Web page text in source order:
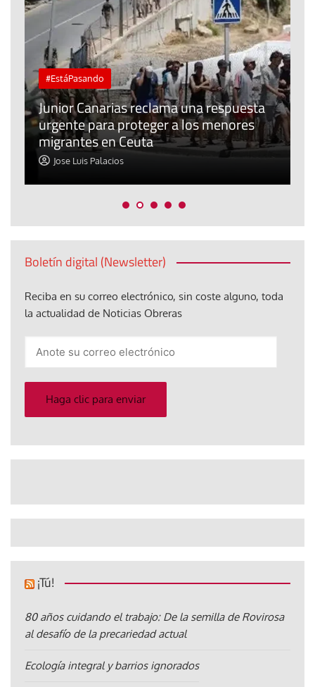
#EstáPasando
Junior Canarias reclama una respuesta
urgente para proteger a los menores
migrantes en Ceuta
Jose Luis Palacios
Boletín digital (Newsletter)
Reciba en su correo electrónico, sin coste alguno, toda
la actualidad de Noticias Obreras
electrónico
Haga clic para enviar
¡Tú!
80 años cuidando el trabajo: De la semilla de Rovirosa
al desafío de la precariedad actual
Ecología integral y barrios ignorados